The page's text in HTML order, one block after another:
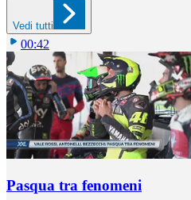
Vedi tutti
00:42
Pasqua tra fenomeni